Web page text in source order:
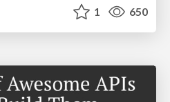
1 650